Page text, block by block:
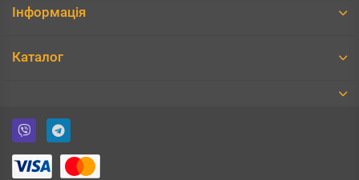
Інформація
Каталог